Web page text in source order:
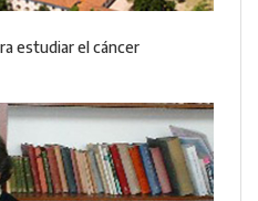
estudiar el cáncer